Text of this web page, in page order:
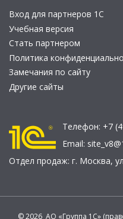
Вход для партнеров 1С
Учебная версия
Стать партнером
Политика
Замечания по сайту
Другие сайты
Телефон: +7
Email:
Отдел продаж: г. Москва,
© 2026 АО «Группа 1С»